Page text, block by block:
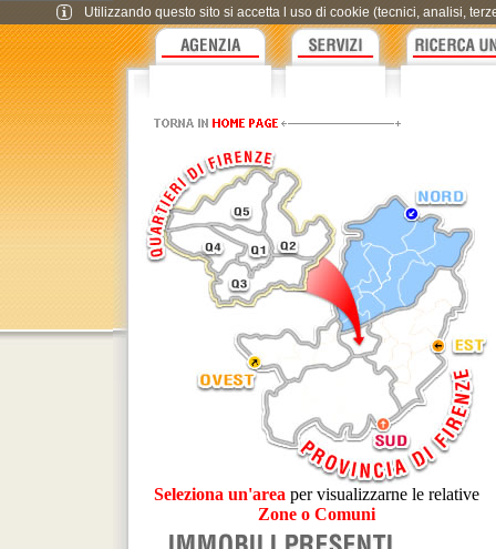
Seleziona un'area per visualizzarne le relative
Zone o Comuni
Utilizzando questo sito si accetta l uso di cookie (tecnici, analisi,